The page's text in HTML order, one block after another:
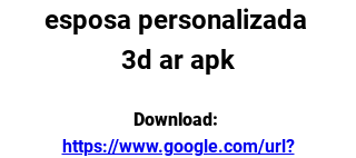
esposa personalizada
3d ar apk
https://www.google.com/url?